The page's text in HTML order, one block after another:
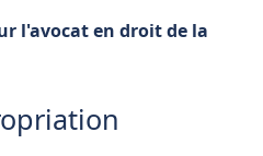
l'avocat en droit de la